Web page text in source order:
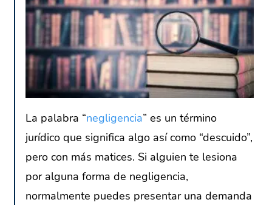
La palabra “negligencia” es un término
jurídico que significa algo así como “descuido”,
pero con más matices. Si alguien te lesiona
por alguna forma de negligencia,
normalmente puedes presentar una demanda